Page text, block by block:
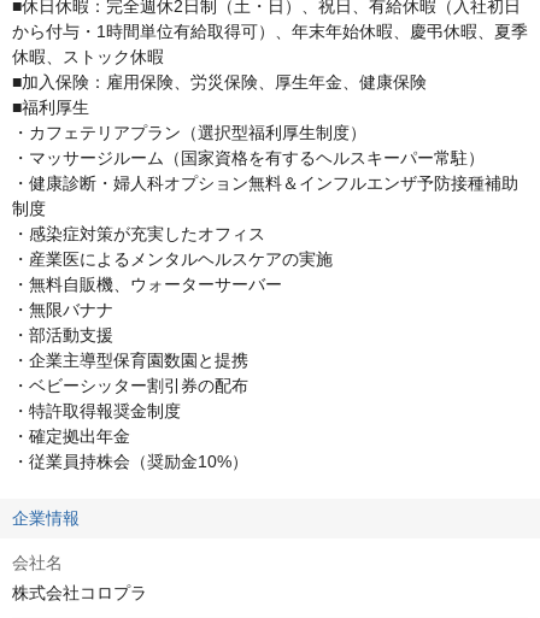
■休日休暇：完全週休2日制（土・日）、祝日、有給休暇（入社初日
から付与・1時間単位有給取得可）、年末年始休暇、慶弔休暇、夏季
休暇、ストック休暇
■加入保険：雇用保険、労災保険、厚生年金、健康保険
■福利厚生
・カフェテリアプラン（選択型福利厚生制度）
・マッサージルーム（国家資格を有するヘルスキーパー常駐）
・健康診断・婦人科オプション無料＆インフルエンザ予防接種補助
制度
・感染症対策が充実したオフィス
・産業医によるメンタルヘルスケアの実施
・無料自販機、ウォーターサーバー
・無限バナナ
・部活動支援
・企業主導型保育園数園と提携
・ベビーシッター割引券の配布
・特許取得報奨金制度
・確定拠出年金
・従業員持株会（奨励金10%）
企業情報
会社名
株式会社コロプラ